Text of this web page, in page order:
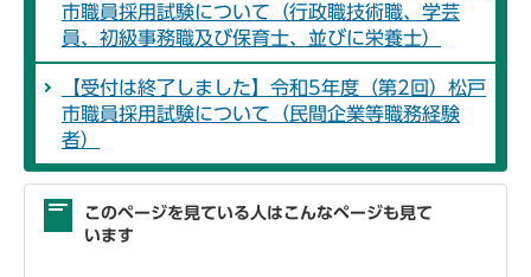
市職員採用試験について（行政職技術職、学芸
員、初級事務職及び保育士、並びに栄養士）
【受付は終了しました】令和5年度（第2回）松戸
市職員採用試験について（民間企業等職務経験
者）
このページを見ている人はこんなページも見て
います